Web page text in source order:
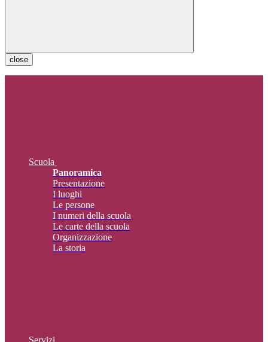
close
Scuola
Panoramica
Presentazione
I luoghi
Le persone
I numeri della scuola
Le carte della scuola
Organizzazione
La storia